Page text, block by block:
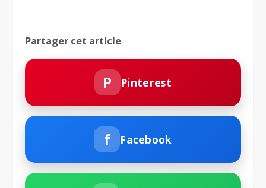
Partager cet article
P Pinterest
f Facebook